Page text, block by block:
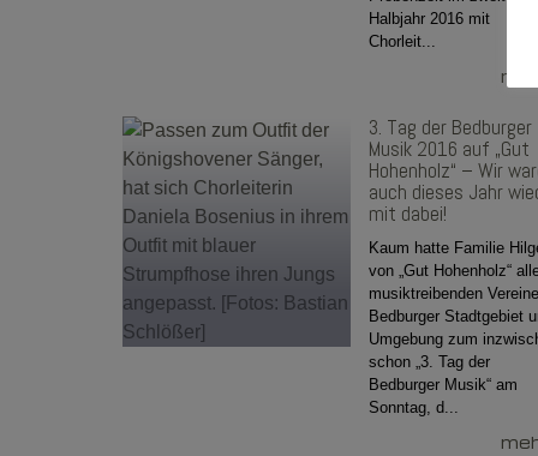
Halbjahr 2016 mit
Chorleit...
3. Tag der Bedburger
Musik 2016 auf „Gut
Hohenholz“ – Wir
auch dieses Jahr
mit dabei!
Kaum hatte Familie
von „Gut Hohenholz“
musiktreibenden
Bedburger Stadtgebiet
Umgebung zum
schon „3. Tag der
Bedburger Musik“ am
Sonntag, d...